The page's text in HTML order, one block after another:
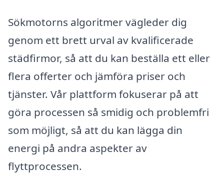
Sökmotorns algoritmer vägleder dig
genom ett brett urval av kvalificerade
städfirmor, så att du kan beställa ett eller
flera offerter och jämföra priser och
tjänster. Vår plattform fokuserar på att
göra processen så smidig och problemfri
som möjligt, så att du kan lägga din
energi på andra aspekter av
flyttprocessen.